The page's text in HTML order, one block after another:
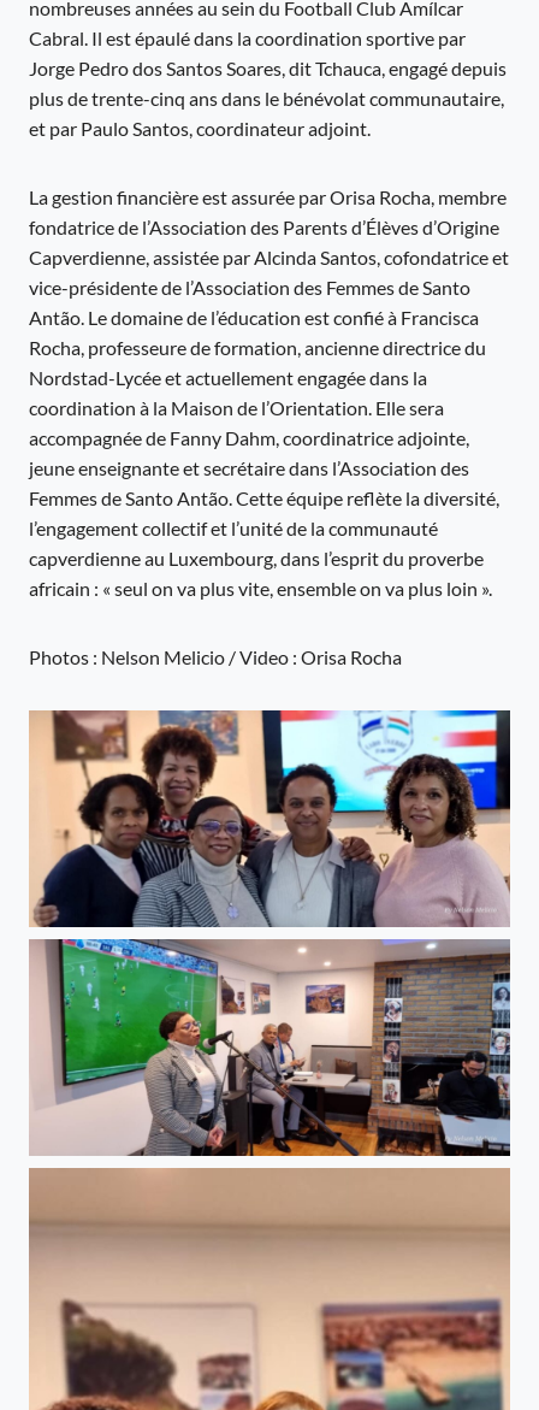
nombreuses années au sein du Football Club Amílcar
Cabral. Il est épaulé dans la coordination sportive par
Jorge Pedro dos Santos Soares, dit Tchauca, engagé depuis
plus de trente-cinq ans dans le bénévolat communautaire,
et par Paulo Santos, coordinateur adjoint.
La gestion financière est assurée par Orisa Rocha, membre
fondatrice de l’Association des Parents d’Élèves d’Origine
Capverdienne, assistée par Alcinda Santos, cofondatrice et
vice-présidente de l’Association des Femmes de Santo
Antão. Le domaine de l’éducation est confié à Francisca
Rocha, professeure de formation, ancienne directrice du
Nordstad-Lycée et actuellement engagée dans la
coordination à la Maison de l’Orientation. Elle sera
accompagnée de Fanny Dahm, coordinatrice adjointe,
jeune enseignante et secrétaire dans l’Association des
Femmes de Santo Antão. Cette équipe reflète la diversité,
l’engagement collectif et l’unité de la communauté
capverdienne au Luxembourg, dans l’esprit du proverbe
africain : « seul on va plus vite, ensemble on va plus loin ».
Photos : Nelson Melicio / Video : Orisa Rocha